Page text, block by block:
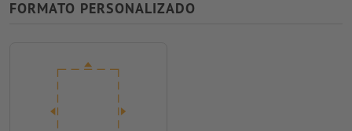
FORMATO PERSONALIZADO